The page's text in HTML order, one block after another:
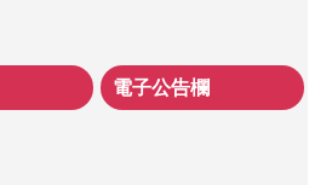
電子公告欄